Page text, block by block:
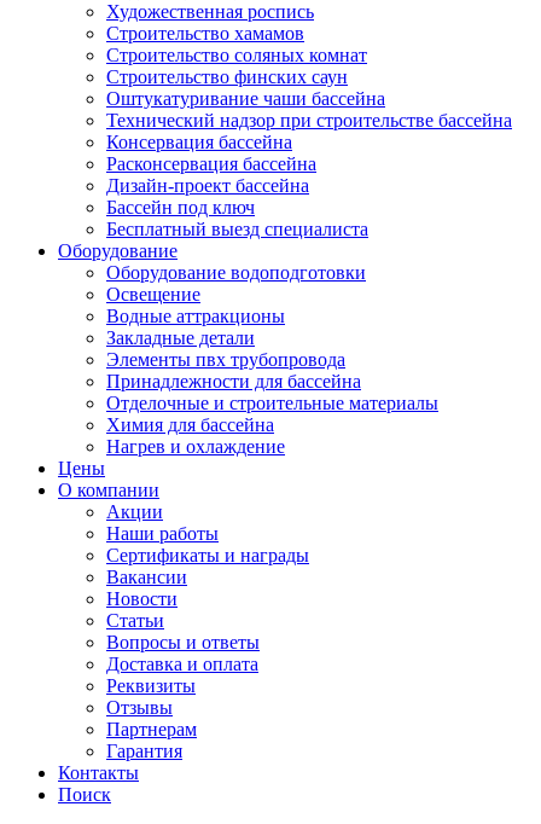
Художественная роспись
Строительство хамамов
Строительство соляных комнат
Строительство финских саун
Оштукатуривание чаши бассейна
Технический надзор при строительстве бассейна
Консервация бассейна
Расконсервация бассейна
Дизайн-проект бассейна
Бассейн под ключ
Бесплатный выезд специалиста
Оборудование
Оборудование водоподготовки
Освещение
Водные аттракционы
Закладные детали
Элементы пвх трубопровода
Принадлежности для бассейна
Отделочные и строительные материалы
Химия для бассейна
Нагрев и охлаждение
Цены
О компании
Акции
Наши работы
Сертификаты и награды
Вакансии
Новости
Статьи
Вопросы и ответы
Доставка и оплата
Реквизиты
Отзывы
Партнерам
Гарантия
Контакты
Поиск